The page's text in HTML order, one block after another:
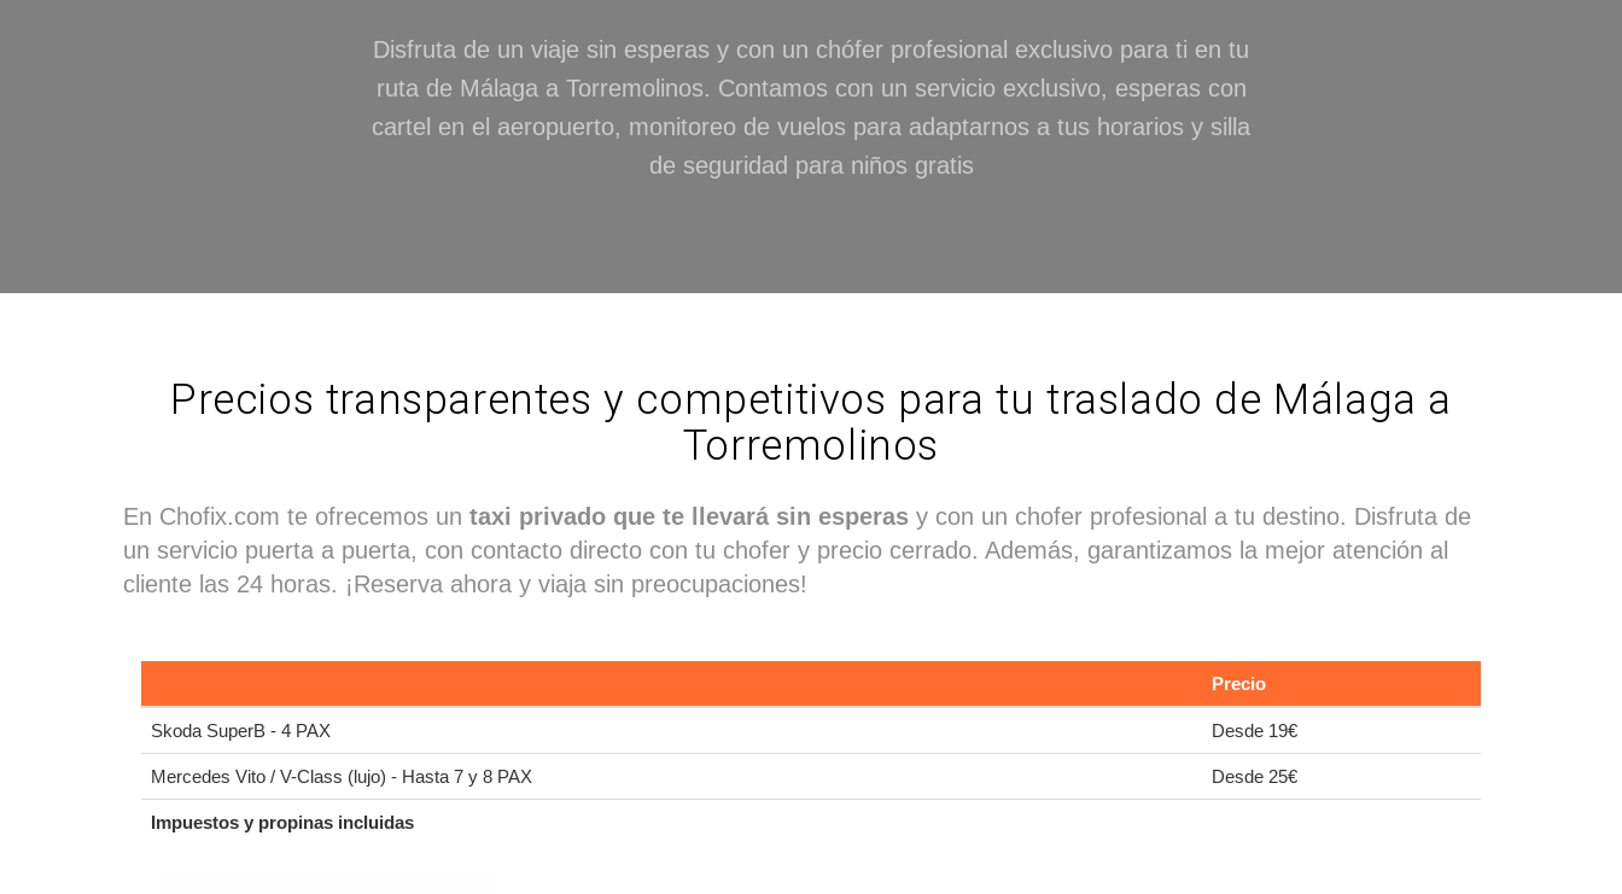
Disfruta de un viaje sin esperas y con un chófer profesional exclusivo para ti en tu
ruta de Málaga a Torremolinos. Contamos con un servicio exclusivo, esperas con
cartel en el aeropuerto, monitoreo de vuelos para adaptarnos a tus horarios y silla
de seguridad para niños gratis
Precios transparentes y competitivos para tu traslado de Málaga a
Torremolinos
En Chofix.com te ofrecemos un taxi privado que te llevará sin esperas y con un chofer profesional a tu destino. Disfruta de
un servicio puerta a puerta, con contacto directo con tu chofer y precio cerrado. Además, garantizamos la mejor atención al
cliente las 24 horas. ¡Reserva ahora y viaja sin preocupaciones!
Precio
Skoda SuperB - 4 PAX Desde 19€
Mercedes Vito / V-Class (lujo) - Hasta 7 y 8 PAX Desde 25€
Impuestos y propinas incluidas